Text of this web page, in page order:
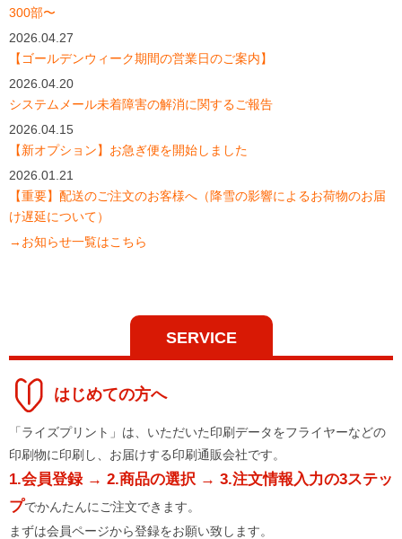
300部〜
2026.04.27
【ゴールデンウィーク期間の営業日のご案内】
2026.04.20
システムメール未着障害の解消に関するご報告
2026.04.15
【新オプション】お急ぎ便を開始しました
2026.01.21
【重要】配送のご注文のお客様へ（降雪の影響によるお荷物のお届
け遅延について）
→お知らせ一覧はこちら
SERVICE
はじめての方へ
「ライズプリント」は、いただいた印刷データをフライヤーなどの
印刷物に印刷し、お届けする印刷通販会社です。
1.会員登録 → 2.商品の選択 → 3.注文情報入力の3ステッ
プでかんたんにご注文できます。
まずは会員ページから登録をお願い致します。